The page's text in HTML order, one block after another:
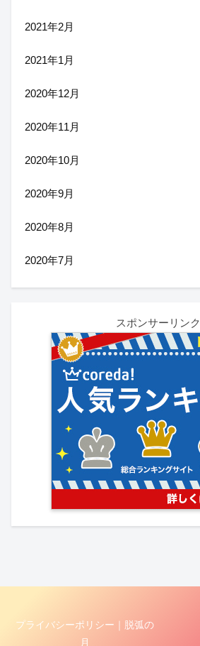
2021年2月
2021年1月
2020年12月
2020年11月
2020年10月
2020年9月
2020年8月
2020年7月
スポンサーリンク
プライバシーポリシー｜脱弧の
月